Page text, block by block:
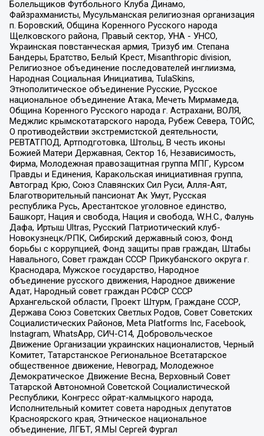
Болельщиков Футбольного Клуба Динамо,
Файзрахманисты, Мусульманская религиозная организация
п. Боровский, Община Коренного Русского народа
Щелковского района, Правый сектор, УНА - УНСО,
Украинская повстанческая армия, Тризуб им. Степана
Бандеры, Братство, Белый Крест, Misanthropic division,
Религиозное объединение последователей инглиизма,
Народная Социальная Инициатива, TulaSkins,
Этнополитическое объединение Русские, Русское
национальное объединение Атака, Мечеть Мирмамеда,
Община Коренного Русского народа г. Астрахани, ВОЛЯ,
Меджлис крымскотатарского народа, Рубеж Севера, ТОЙС,
О противодействии экстремистской деятельности,
РЕВТАТПОД, Артподготовка, Штольц, В честь иконы
Божией Матери Державная, Сектор 16, Независимость,
Фирма, Молодежная правозащитная группа МПГ, Курсом
Правды и Единения, Каракольская инициативная группа,
Автоград Крю, Союз Славянских Сил Руси, Алля-Аят,
Благотворительный пансионат Ак Умут, Русская
республика Русь, Арестантское уголовное единство,
Башкорт, Нация и свобода, Нация и свобода, W.H.С., Фалунь
Дафа, Иртыш Ultras, Русский Патриотический клуб-
Новокузнецк/РПК, Сибирский державный союз, Фонд
борьбы с коррупцией, Фонд защиты прав граждан, Штабы
Навального, Совет граждан СССР Прикубанского округа г.
Краснодара, Мужское государство, Народное
объединение русского движения, Народное движение
Адат, Народный совет граждан РСФСР СССР
Архангельской области, Проект Штурм, Граждане СССР,
Держава Союз Советских Светлых Родов, Совет Советских
Социалистических Районов, Meta Platforms Inc, Facebook,
Instagram, WhatsApp, СИЧ-С14, Добровольческое
Движение Организации украинских националистов, Черный
Комитет, Татарстанское Региональное Всетатарское
общественное движение, Невоград, Молодежное
Демократическое Движение Весна, Верховный Совет
Татарской Автономной Советской Социалистической
Республики, Конгресс ойрат-калмыцкого народа,
Исполнительный комитет совета народных депутатов
Красноярского края, Этническое национальное
объединение, ЛГБТ, Я.МЫ Сергей Фургал